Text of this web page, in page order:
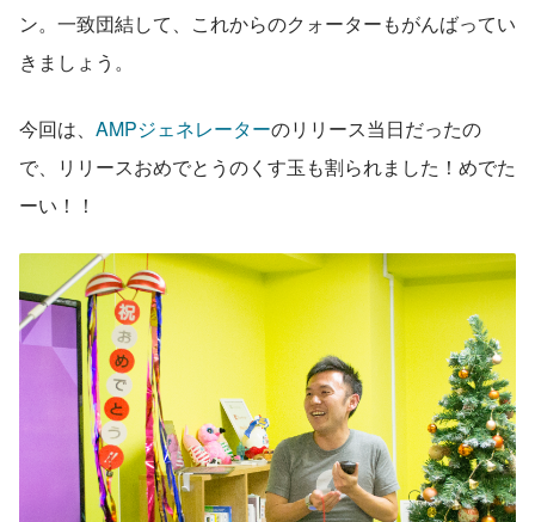
ン。一致団結して、これからのクォーターもがんばってい
きましょう。
今回は、 AMPジェネレーターのリリース当日だったの
で、リリースおめでとうのくす玉も割られました！めでた
ーい！！